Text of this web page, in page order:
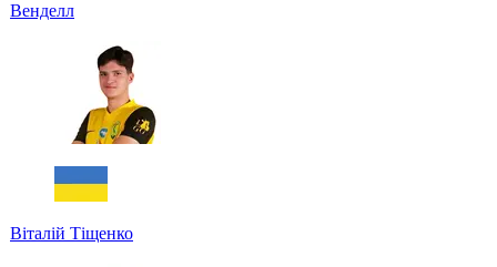
Венделл
Віталій Тіщенко